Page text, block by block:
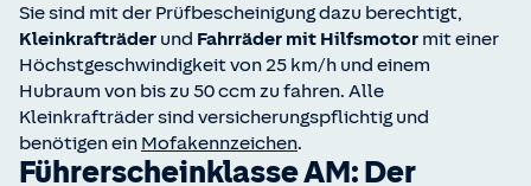
Sie sind mit der Prüfbescheinigung dazu berechtigt,
Kleinkrafträder und Fahrräder mit Hilfsmotor mit einer
Höchstgeschwindigkeit von 25 km/h und einem
Hubraum von bis zu 50 ccm zu fahren. Alle
Kleinkrafträder sind versicherungspflichtig und
benötigen ein Mofakennzeichen.
Führerscheinklasse AM: Der